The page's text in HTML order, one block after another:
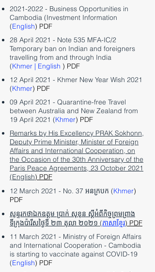
2021-2022 - Business Opportunities in
Cambodia (Investment Information
(English) PDF
28 April 2021 - Note 535 MFA-IC/2
Temporary ban on Indian and foreigners
travelling from and through India
(Khmer | English ) PDF
12 April 2021 - Khmer New Year Wish 2021
(Khmer) PDF
09 April 2021 - Quarantine-free Travel
between Australia and New Zealand from
19 April 2021 (Khmer) PDF
Remarks by His Excellency PRAK Sokhonn,
Deputy Prime Minister, Minister of Foreign
Affairs and International Cooperation, on
the Occasion of the 30th Anniversary of the
Paris Peace Agreements, 23 October 2021
(English) PDF
12 March 2021 - No. 37 អនក្របក (Khmer)
PDF
សុន្ទរកថាឯកឧត្តម ប្រាក់ សុខុន ស្តីអំពីកិច្ចព្រមព្រាង
ទីក្រុងប៉ារីសថ្ងៃទី ២៣ តុលា ២០២១ (ភាសាខ្មែរ) PDF
11 March 2021 - Ministry of Foreign Affairs
and International Cooperation - Cambodia
is starting to vaccinate against COVID-19
(English) PDF